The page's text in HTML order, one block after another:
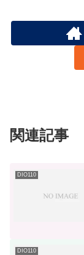
関連記事
DIO110
DIO110